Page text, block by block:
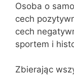
Osoba o
cech
cech
sportem i
Zbierając